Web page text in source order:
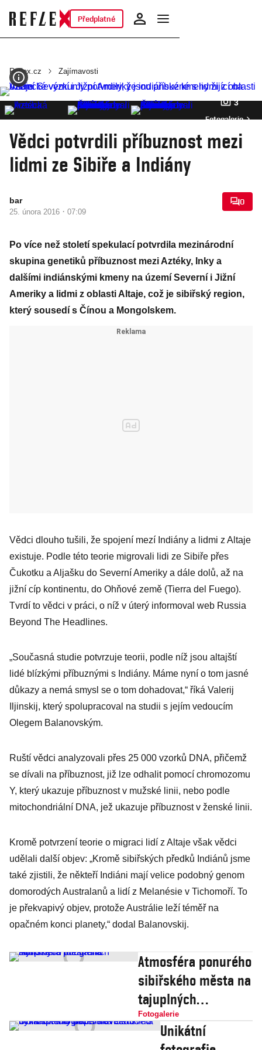
Předplatné
Reflex.cz Zajímavosti
3
Fotogalerie
Vědci potvrdili příbuznost mezi
lidmi ze Sibiře a Indiány
bar
25. února 2016 · 07:09
0
Po více než století spekulací potvrdila mezinárodní
skupina genetiků příbuznost mezi Aztéky, Inky a
dalšími indiánskými kmeny na území Severní i Jižní
Ameriky a lidmi z oblasti Altaje, což je sibiřský region,
který sousedí s Čínou a Mongolskem.
Vědci dlouho tušili, že spojení mezí Indiány a lidmi z Altaje
existuje. Podle této teorie migrovali lidi ze Sibiře přes
Čukotku a Aljašku do Severní Ameriky a dále dolů, až na
jižní cíp kontinentu, do Ohňové země (Tierra del Fuego).
Tvrdí to vědci v práci, o níž v úterý informoval web Russia
Beyond The Headlines.
„Současná studie potvrzuje teorii, podle níž jsou altajští
lidé blízkými příbuznými s Indiány. Máme nyní o tom jasné
důkazy a nemá smysl se o tom dohadovat,“ říká Valerij
Iljinskij, který spolupracoval na studii s jejím vedoucím
Olegem Balanovským.
Ruští vědci analyzovali přes 25 000 vzorků DNA, přičemž
se dívali na příbuznost, již lze odhalit pomocí chromozomu
Y, který ukazuje příbuznost v mužské linii, nebo podle
mitochondriální DNA, jež ukazuje příbuznost v ženské linii.
Kromě potvrzení teorie o migraci lidí z Altaje však vědci
udělali další objev: „Kromě sibiřských předků Indiánů jsme
také zjistili, že někteří Indiáni mají velice podobný genom
domorodých Australanů a lidí z Melanésie v Tichomoří. To
je překvapivý objev, protože Austrálie leží téměř na
opačném konci planety,“ dodal Balanovskij.
Atmosféra ponurého
sibiřského města na
tajuplných
fotografiích
Fotogalerie
Unikátní